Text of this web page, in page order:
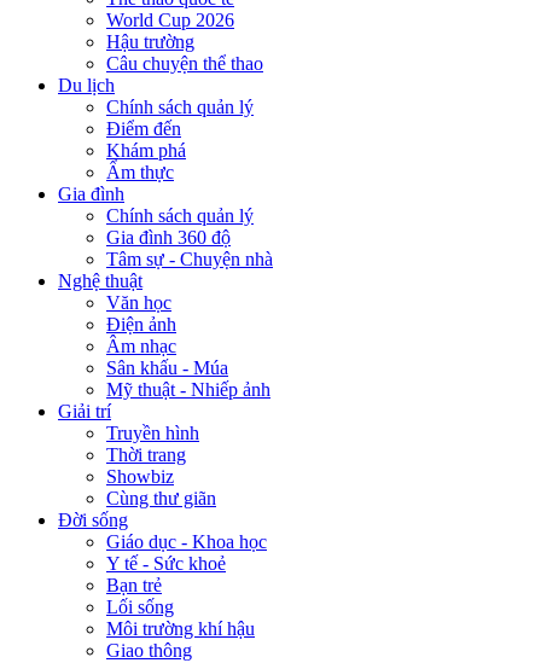
World Cup 2026
Hậu trường
Câu chuyện thể thao
Du lịch
Chính sách quản lý
Điểm đến
Khám phá
Ẩm thực
Gia đình
Chính sách quản lý
Gia đình 360 độ
Tâm sự - Chuyện nhà
Nghệ thuật
Văn học
Điện ảnh
Âm nhạc
Sân khấu - Múa
Mỹ thuật - Nhiếp ảnh
Giải trí
Truyền hình
Thời trang
Showbiz
Cùng thư giãn
Đời sống
Giáo dục - Khoa học
Y tế - Sức khoẻ
Bạn trẻ
Lối sống
Môi trường khí hậu
Giao thông